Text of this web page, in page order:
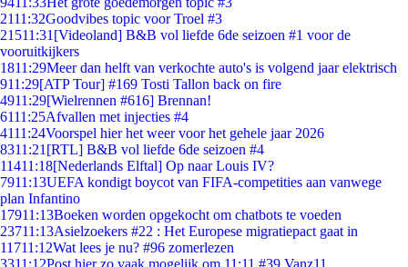
2111:32Goodvibes topic voor Troel #3
21511:31 [Videoland] B&B vol liefde 6de seizoen #1 voor de
vooruitkijkers
1811:29Meer dan helft van verkochte auto's is volgend jaar elektrisch
911:29[ATP Tour] #169 Tosti Tallon back on fire
4911:29[Wielrennen #616] Brennan!
6111:25Afvallen met injecties #4
4111:24Voorspel hier het weer voor het gehele jaar 2026
8311:21 [RTL] B&B vol liefde 6de seizoen #4
11411:18[Nederlands Elftal] Op naar Louis IV?
7911:13UEFA kondigt boycot van FIFA-competities aan vanwege
plan Infantino
17911:13Boeken worden opgekocht om chatbots te voeden
23711:13Asielzoekers #22 : Het Europese migratiepact gaat in
11711:12Wat lees je nu? #96 zomerlezen
3311:12Post hier zo vaak mogelijk om 11:11 #39 Vanz11